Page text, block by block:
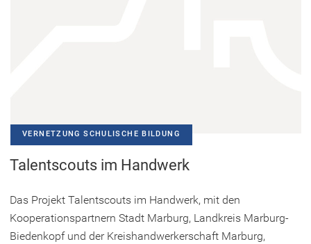
VERNETZUNG SCHULISCHE BILDUNG
Talentscouts im Handwerk
Das Projekt Talentscouts im Handwerk, mit den
Kooperationspartnern Stadt Marburg, Landkreis Marburg-
Biedenkopf und der Kreishandwerkerschaft Marburg,